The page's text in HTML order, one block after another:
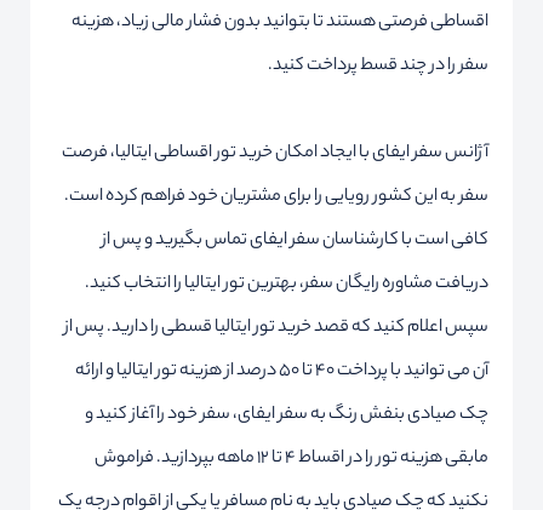
اقساطی فرصتی هستند تا بتوانید بدون فشار مالی زیاد، هزینه
سفر را در چند قسط پرداخت کنید.
آژانس سفر ایفای با ایجاد امکان خرید تور اقساطی ایتالیا، فرصت
سفر به این کشور رویایی را برای مشتریان خود فراهم کرده است.
کافی است با کارشناسان سفر ایفای تماس بگیرید و پس از
دریافت مشاوره رایگان سفر، بهترین تور ایتالیا را انتخاب کنید.
سپس اعلام کنید که قصد خرید تور ایتالیا قسطی را دارید. پس از
آن می توانید با پرداخت 40 تا 50 درصد از هزینه تور ایتالیا و ارائه
چک صیادی بنفش رنگ به سفر ایفای، سفر خود را آغاز کنید و
مابقی هزینه تور را در اقساط 4 تا 12 ماهه بپردازید. فراموش
نکنید که چک صیادی باید به نام مسافر یا یکی از اقوام درجه یک